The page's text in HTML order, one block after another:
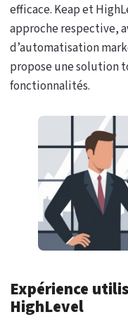
efficace. Keap et
approche respective,
d’automatisation
propose une solution
fonctionnalités.
Expérience
HighLevel